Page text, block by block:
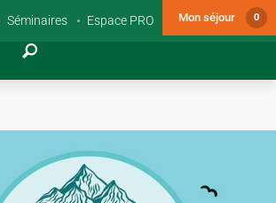
Séminaires Espace PRO Mon séjour 0